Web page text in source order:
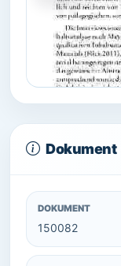
Dokument
DOKUMENT
150082